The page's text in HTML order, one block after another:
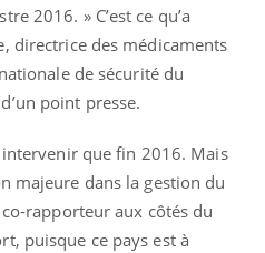
2016. » C’est ce qu’a
directrice des médicaments
de sécurité du
point presse.
intervenir que fin 2016. Mais
majeure dans la gestion du
rapporteur aux côtés du
puisque ce pays est à